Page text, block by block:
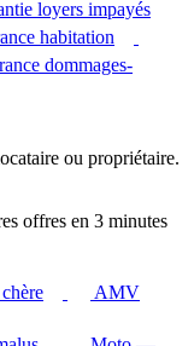
loyers impayés
habitation
dommages-
ou propriétaire.
offres en 3 minutes
AMV